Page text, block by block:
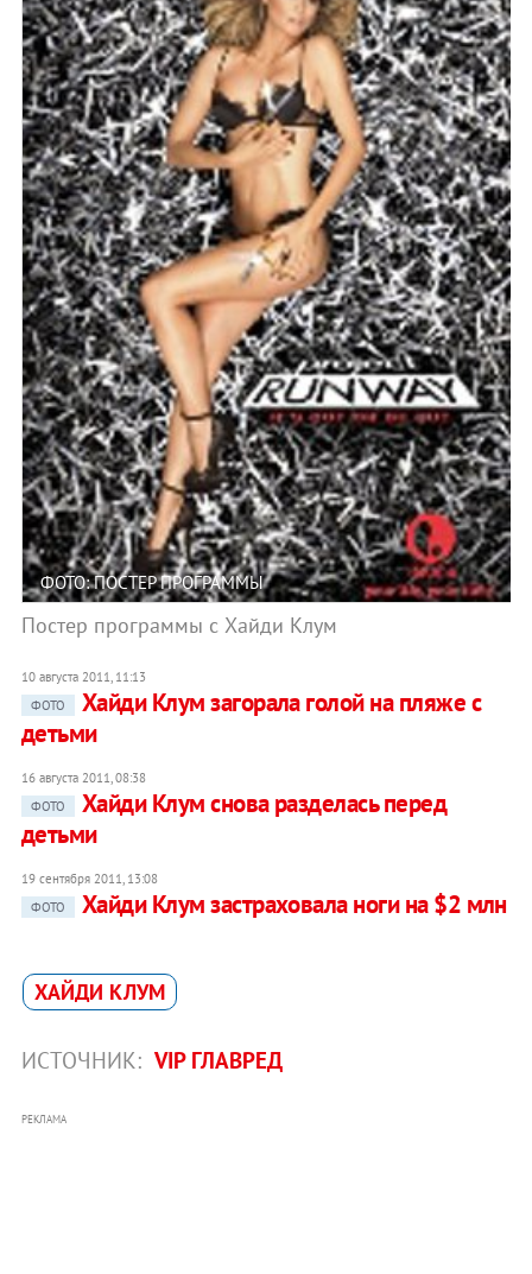
ФОТО: ПОСТЕР ПРОГРАММЫ
Постер программы с Хайди Клум
10 августа 2011, 11:13
ФОТО
Хайди Клум загорала голой на пляже с
детьми
16 августа 2011, 08:38
ФОТО
Хайди Клум снова разделась перед
детьми
19 сентября 2011, 13:08
ФОТО
Хайди Клум застраховала ноги на $2 млн
ХАЙДИ КЛУМ
ИСТОЧНИК: VIP ГЛАВРЕД
РЕКЛАМА